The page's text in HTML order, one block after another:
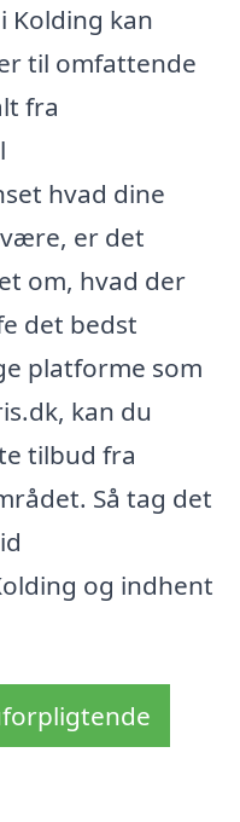
Kolding kan
til omfattende
fra
hvad dine
er det
om, hvad der
det bedst
platforme som
kan du
tilbud fra
Så tag det
og indhent